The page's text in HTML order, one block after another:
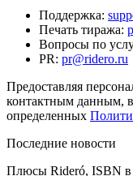
Поддержка:
Печать тиража:
Вопросы по
PR: pr@ridero.ru
Предоставляя
контактным данным,
определенных
Последние новости
Плюсы Rideró, ISBN в